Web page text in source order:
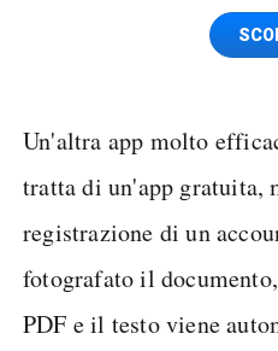
Spedizione SIM GRATIS
Un'altra app molto
tratta di un'app gratuita,
registrazione di un
fotografato il
PDF e il testo viene